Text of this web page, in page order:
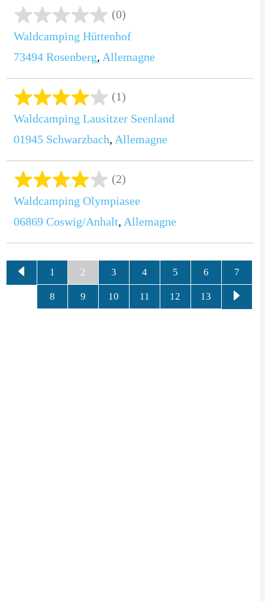
(0)
Waldcamping Hüttenhof
73494 Rosenberg, Allemagne
(1)
Waldcamping Lausitzer Seenland
01945 Schwarzbach, Allemagne
(2)
Waldcamping Olympiasee
06869 Coswig/Anhalt, Allemagne
1 2 3 4 5 6 7
8 9 10 11 12 13